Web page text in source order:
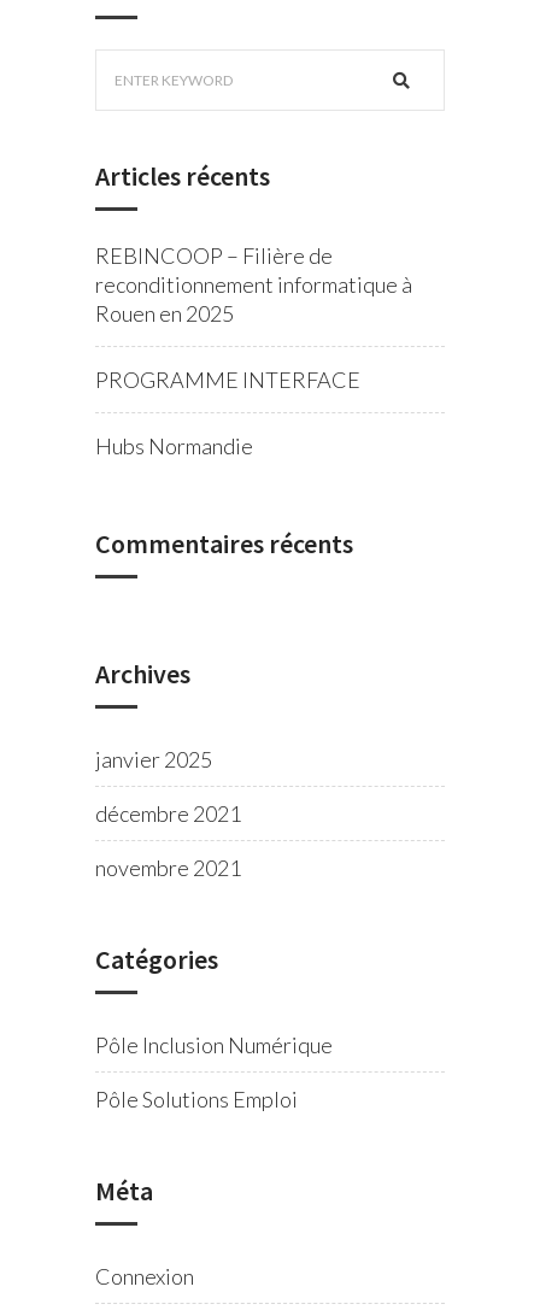
Articles récents
REBINCOOP – Filière de
reconditionnement informatique à
Rouen en 2025
PROGRAMME INTERFACE
Hubs Normandie
Commentaires récents
Archives
janvier 2025
décembre 2021
novembre 2021
Catégories
Pôle Inclusion Numérique
Pôle Solutions Emploi
Méta
Connexion